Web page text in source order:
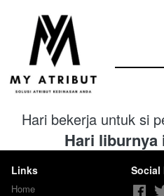
Hari bekerja untuk si
Hari liburnya
Links
Home
Social